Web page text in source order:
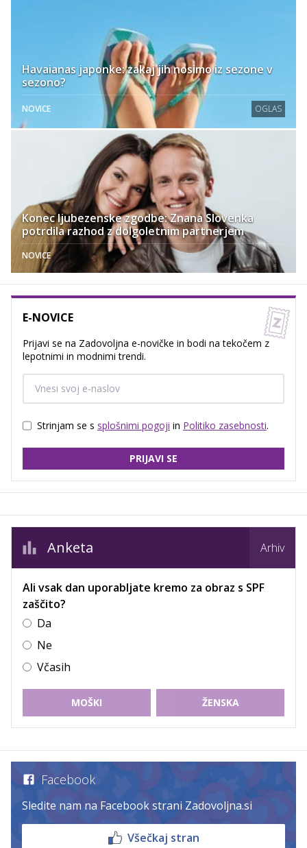
Havaianas japonke: zakaj jih nosimo iz sezone v
sezono?
NOVICE OGLAS
Konec ljubezenske zgodbe: Znana Slovenka
potrdila razhod z dolgoletnim partnerjem
NOVICE
E-NOVICE
Prijavi se na Zadovoljna e-novičke in bodi na tekočem z
lepotnimi in modnimi trendi.
Strinjam se s splošnimi pogoji in Politiko zasebnosti.
PRIJAVI SE
Anketa Arhiv
Ali vsak dan uporabljate kremo za obraz s SPF
zaščito?
Da
Ne
Včasih
MOŠKI ŽENSKA
Facebook
Sledite nam na Facebook strani Zadovoljna.si
Všečkaj stran